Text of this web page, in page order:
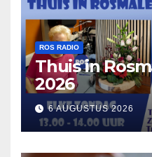
ROS RADIO
Thuis in
2026
6 AUGUSTUS 2026